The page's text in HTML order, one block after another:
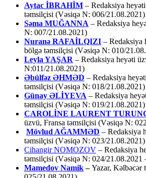
Aytac İBRAHİM – Redaksiya
təmsilçisi (Vəsiqə N: 006/21.08.2021)
Səma MUĞANNA – Redaksiya
N: 007/21.08.2021)
Nuranə RAFAİLQIZI – Redaksiya
bölgə təmsilçisi (Vəsiqə N: 010/
Leyla YAŞAR – Redaksiya heyəti
N:011/21.08.2021)
Əbülfəz ƏHMƏD – Redaksiya
təmsilçisi (Vəsiqə N: 018/21.08.2021)
Günay ƏLİYEVA – Redaksiya
təmsilçisi (Vəsiqə N: 019/21.08.2021)
CAROLİNE LAURENT
üzvü, Fransa təmsilçisi (Vəsiqə N:
Mövlud AĞAMMƏD – Redaksiya
təmsilçisi (Vəsiqə N: 023/21.08.2021)
Cihangir NOMOZOV – Redaksiya
təmsilçisi (Vəsiqə N: 024/21.08.2021
Mamedov Namik–Yazar, Kəlbəcər